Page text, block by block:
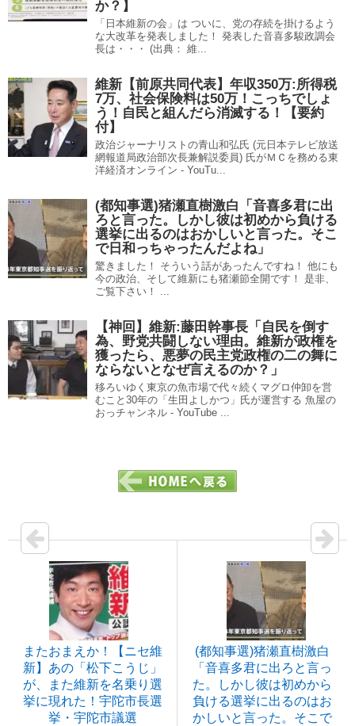
か？】
「日本維新の会」は ついに、党の存続を掛けるよう
な大改革を発表しました！ 発表した音喜多駿政調会
長は・・・ (出典： 維...
維新【前原共同代表】年収350万:所得税
7万、社会保険料は50万！こっちでしょ
う！自民と組んだら消滅する！【要約
付】
政治ジャーナリストの青山和弘氏 (元日本テレビ放送
網報道局政治部次長兼解説委員) 氏がＭＣを務める東
洋経済オンライン - YouTu...
(都知事選)猪瀬直樹激白「音喜多君に出
ろと言った。しかし彼は初めから負ける
選挙に出るのはおかしいと言った。そこ
で日和っちゃったんだよね」
驚きました！ そういう話があったんですね！ 他にも
今の政治、そして維新にも猪瀬節全開です！ 是非、
ご覧下さい！ ...
【神回】維新:藤田幹事長「自民を倒す
為、野党共闘しない理由。維新が政権を
獲ったら、悪夢の民主党政権の二の舞に
ならないとなぜ言えるのか？」
移ろいゆく東京の魚市場で代々続くマグロ仲卸を営
むこと30年の「生田よしかつ」氏が運営する 魚屋の
おっチャンネル - YouTube ...
またおまえか！【ニセ維
新】あの「松下こうじ」
が、また維新を名乗り選
挙に現れた！宇陀市長選
挙・宇陀市議選
(都知事選)猪瀬直樹激白
「音喜多君に出ろと言っ
た。しかし彼は初めから
負ける選挙に出るのはお
かしいと言った。そこで